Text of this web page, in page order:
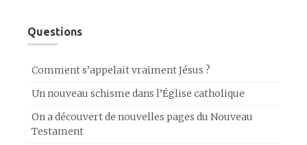
Questions
Comment s’appelait vraiment Jésus ?
Un nouveau schisme dans l’Église catholique
On a découvert de nouvelles pages du Nouveau
Testament